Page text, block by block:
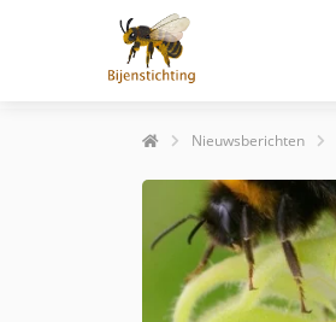
Nieuwsberichten